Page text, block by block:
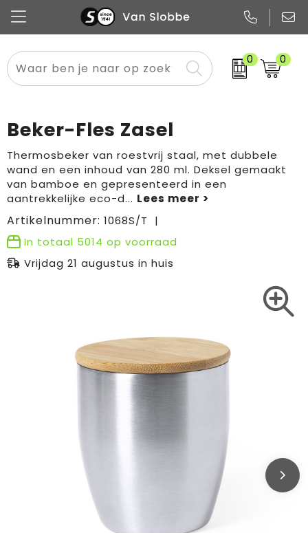
0 0
Alle categorieën
Promo
Pennen
Papier
Flessen
Merken
Meest gekozen
Overig textiel
Boodschappen- en draagtassen
Rugzakken
Beker-Fles Zasel
Thermosbeker van roestvrij staal, met dubbele
wand en een inhoud van 280 ml. Deksel gemaakt
van bamboe en gepresenteerd in een
aantrekkelijke eco-d...
Artikelnummer: 1068S/T
In totaal 5014 op voorraad
Vrijdag 21 augustus in huis